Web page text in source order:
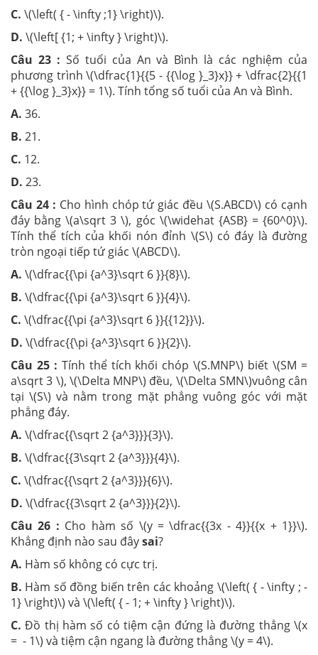
C. \(\left( { - \infty ;1} \right)\).
D. \(\left[ {1; + \infty } \right)\).
Câu 23 : Số tuổi của An và Bình là các nghiệm của
phương trình \(\dfrac{1}{{5 - {{\log }_3}x}} + \dfrac{2}{{1
+ {{\log }_3}x}} = 1\). Tính tổng số tuổi của An và Bình.
A. 36.
B. 21.
C. 12.
D. 23.
Câu 24 : Cho hình chóp tứ giác đều \(S.ABCD\) có cạnh
đáy bằng \(a\sqrt 3 \), góc \(\widehat {ASB} = {60^0}\).
Tính thể tích của khối nón đỉnh \(S\) có đáy là đường
tròn ngoại tiếp tứ giác \(ABCD\).
A. \(\dfrac{{\pi {a^3}\sqrt 6 }}{8}\).
B. \(\dfrac{{\pi {a^3}\sqrt 6 }}{4}\).
C. \(\dfrac{{\pi {a^3}\sqrt 6 }}{{12}}\).
D. \(\dfrac{{\pi {a^3}\sqrt 6 }}{2}\).
Câu 25 : Tính thể tích khối chóp \(S.MNP\) biết \(SM =
a\sqrt 3 \), \(\Delta MNP\) đều, \(\Delta SMN\)vuông cân
tại \(S\) và nằm trong mặt phẳng vuông góc với mặt
phẳng đáy.
A. \(\dfrac{{\sqrt 2 {a^3}}}{3}\).
B. \(\dfrac{{3\sqrt 2 {a^3}}}{4}\).
C. \(\dfrac{{\sqrt 2 {a^3}}}{6}\).
D. \(\dfrac{{3\sqrt 2 {a^3}}}{2}\).
Câu 26 : Cho hàm số \(y = \dfrac{{3x - 4}}{{x + 1}}\).
Khẳng định nào sau đâysai?
A. Hàm số không có cực trị.
B. Hàm số đồng biến trên các khoảng \(\left( { - \infty ; -
1} \right)\) và \(\left( { - 1; + \infty } \right)\).
C. Đồ thị hàm số có tiệm cận đứng là đường thẳng \(x
= - 1\) và tiệm cận ngang là đường thẳng \(y = 4\).